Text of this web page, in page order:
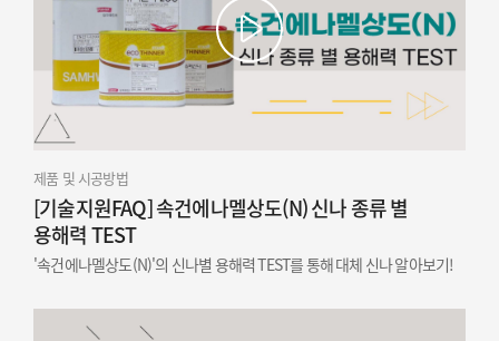
제품 및 시공방법
[기술지원FAQ] 속건에나멜상도(N) 신나 종류 별
용해력 TEST
'속건에나멜상도(N)'의 신나별 용해력 TEST를 통해 대체 신나 알아보기!